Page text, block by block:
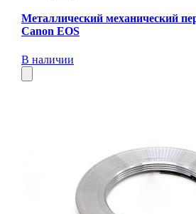
Металлический механический
Canon EOS
В наличии